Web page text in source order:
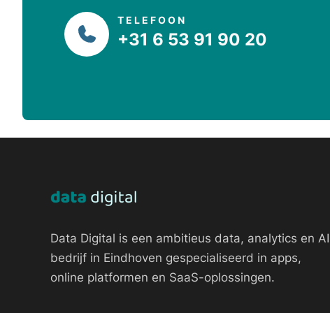
TELEFOON
+31 6 53 91 90 20
Data Digital is een ambitieus data, analytics en AI
bedrijf in Eindhoven gespecialiseerd in apps,
online platformen en SaaS-oplossingen.